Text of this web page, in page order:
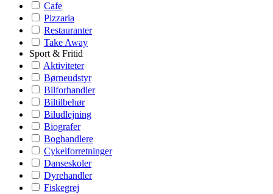
Cafe
Pizzaria
Restauranter
Take Away
Sport & Fritid
Aktiviteter
Børneudstyr
Bilforhandler
Biltilbehør
Biludlejning
Biografer
Boghandlere
Cykelforretninger
Danseskoler
Dyrehandler
Fiskegrej